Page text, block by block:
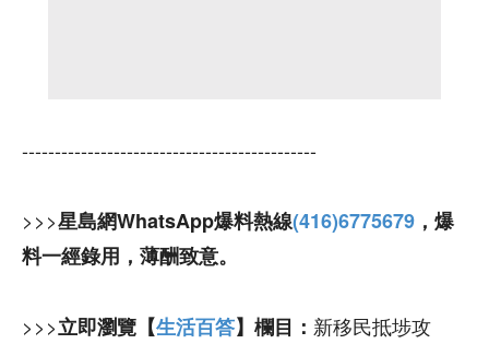
---------------------------------------------
>>>星島網WhatsApp爆料熱線(416)6775679 ，爆
料一經錄用，薄酬致意。
>>>立即瀏覽【生活百答】欄目： 新移民抵埗攻